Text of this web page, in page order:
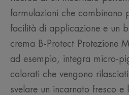
formulazioni che combinano
facilità di applicazione e un
crema B-Protect Protezione
ad esempio, integra micro-
colorati che vengono
svelare un incarnato fresco e